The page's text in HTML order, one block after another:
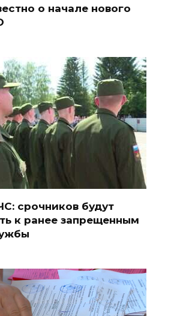
о начале нового
срочников будут
к ранее запрещенным